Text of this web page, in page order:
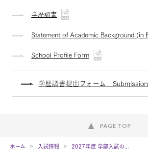
学歴調書
Statement of Academic Background (in
School Profile Form
学歴調書提出フォーム
PAGE TOP
ホーム 入試情報 2027年度 学部入試の...